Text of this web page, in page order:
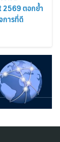
2569 ตอกย้ำ
การที่ดี